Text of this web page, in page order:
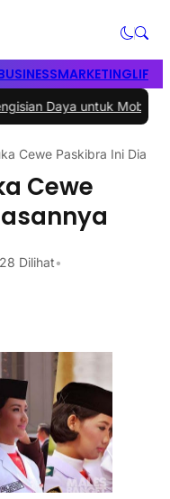
MARKETING
Mobil Listrik yang
Cewe Paskibra Ini Dia
Cewe
28 Dilihat•